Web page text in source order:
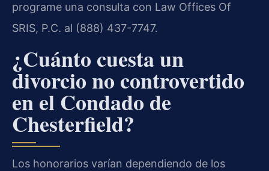
programe una consulta con Law Offices Of
SRIS, P.C. al (888) 437-7747.
¿Cuánto cuesta un
divorcio no controvertido
en el Condado de
Chesterfield?
Los honorarios varían dependiendo de los